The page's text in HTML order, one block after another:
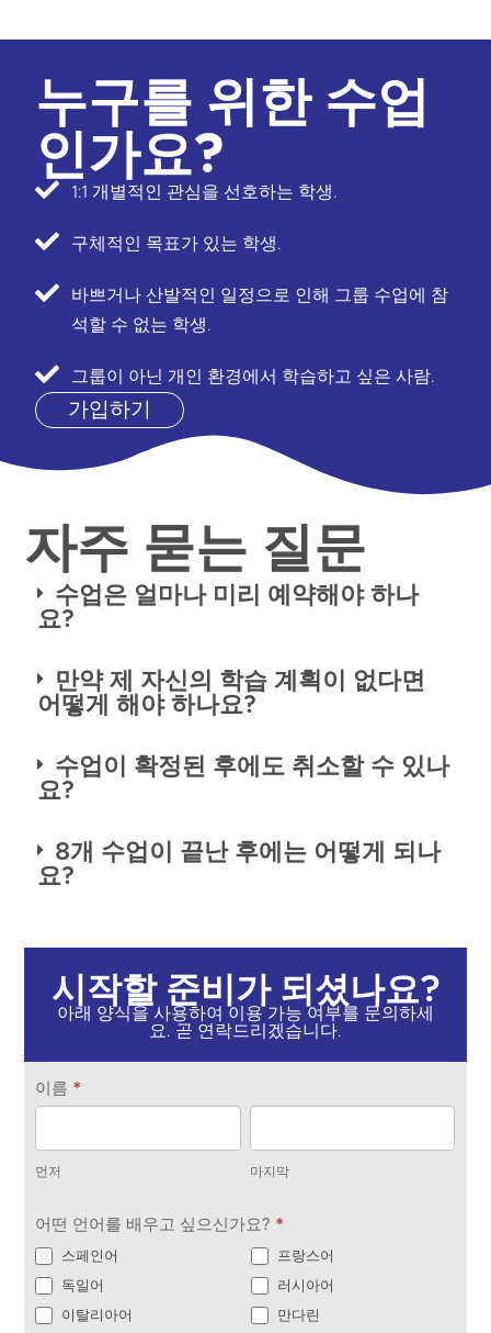
누구를 위한 수업
인가요?
1:1 개별적인 관심을 선호하는 학생.
구체적인 목표가 있는 학생.
바쁘거나 산발적인 일정으로 인해 그룹 수업에 참
석할 수 없는 학생.
그룹이 아닌 개인 환경에서 학습하고 싶은 사람.
가입하기
자주 묻는 질문
수업은 얼마나 미리 예약해야 하나
요?
만약 제 자신의 학습 계획이 없다면
어떻게 해야 하나요?
수업이 확정된 후에도 취소할 수 있나
요?
8개 수업이 끝난 후에는 어떻게 되나
요?
시작할 준비가 되셨나요?
아래 양식을 사용하여 이용 가능 여부를 문의하세
요. 곧 연락드리겠습니다.
연
락
하
기
이름 *
저
먼저
지
막
마지막
어떤 언어를 배우고 싶으신가요? *
스페인어
프랑스어
독일어
러시아어
이탈리아어
만다린